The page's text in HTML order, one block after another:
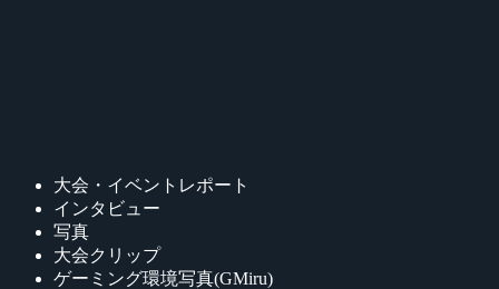
大会・イベントレポート
インタビュー
写真
大会クリップ
ゲーミング環境写真(GMiru)